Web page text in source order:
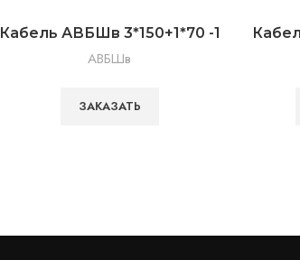
Кабель АВБШв 3*150+1*70 -1
АВБШв
ЗАКАЗАТЬ